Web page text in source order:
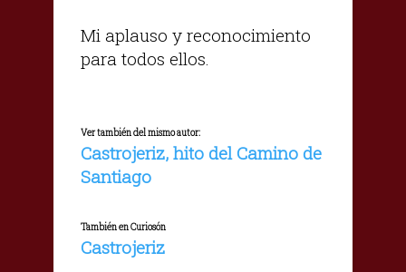
Mi aplauso y reconocimiento
para todos ellos.
Ver también del mismo autor:
Castrojeriz, hito del Camino de
Santiago
También en Curiosón
Castrojeriz